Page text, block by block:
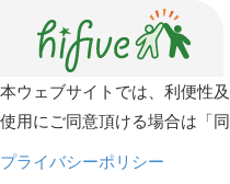
本ウェブサイトでは、利便性
使用にご同意頂ける場合は「
プライバシーポリシー